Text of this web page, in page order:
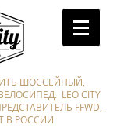
ШОССЕЙНЫЙ,
LEO CITY
FFWD,
В РОССИИ